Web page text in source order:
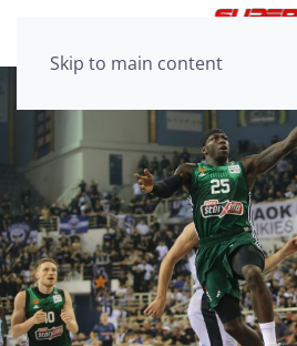
Skip to main content